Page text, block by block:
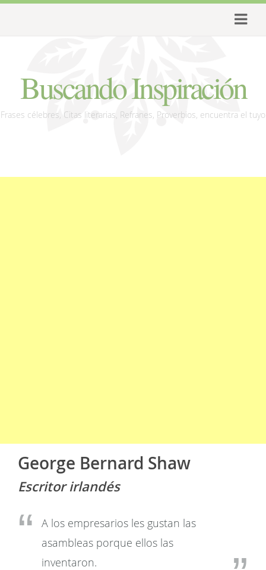
Buscando Inspiración
Frases célebres, Citas literarias, Refranes, Proverbios, encuentra el tuyo
George Bernard Shaw
Escritor irlandés
A los empresarios les gustan las
asambleas porque ellos las
inventaron.